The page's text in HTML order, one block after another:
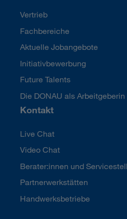
Vertrieb
Fachbereiche
Aktuelle Jobangebote
Initiativbewerbung
Future Talents
Die DONAU als Arbeitgeberin
Kontakt
Live Chat
Video Chat
Berater:innen und
Partnerwerkstätten
Handwerksbetriebe